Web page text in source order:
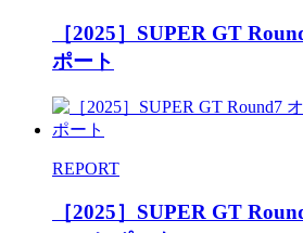
［2025］SUPER GT
ポート
REPORT
［2025］SUPER GT